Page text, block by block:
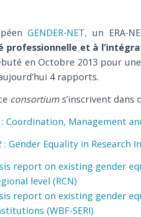
GENDER-NET, un ERA-
professionnelle et à
en Octobre 2013 pour
4 rapports.
consortium s’inscrivent dans
Coordination, Management
: Gender Equality in
report on existing gender
level (RCN)
report on existing gender
(WBF-SERI)